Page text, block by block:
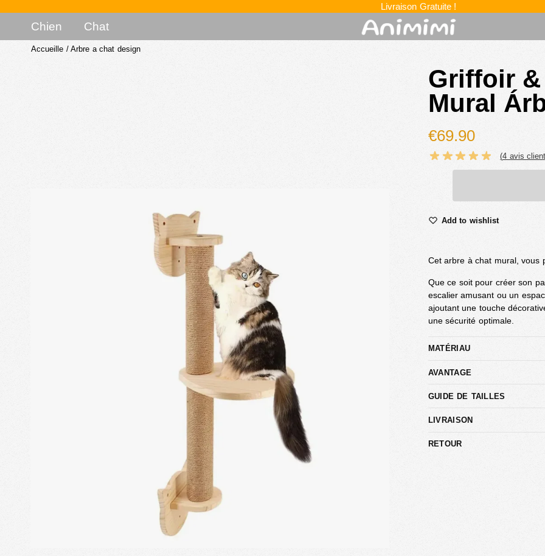
Livraison Gratuite !
Chien Chat
Accueille / Arbre a chat design
Griffoir
Mural
€69.90
(4 avis
Add to wishlist
Cet arbre à chat mural, vous
Que ce soit pour créer son
escalier amusant ou un
ajoutant une touche
une sécurité optimale.
MATÉRIAU
AVANTAGE
GUIDE DE TAILLES
LIVRAISON
RETOUR